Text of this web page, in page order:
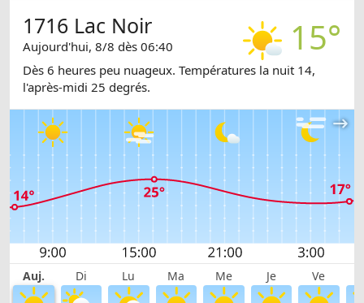
15°
1716 Lac Noir
Aujourd'hui, 8/8 dès 06:40
Dès 6 heures peu nuageux. Températures la nuit 14,
l'après-midi 25 degrés.
Auj. Di Lu Ma Me Je Ve